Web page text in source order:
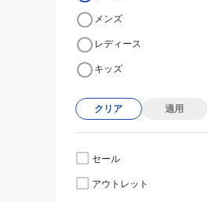
メンズ
レディース
キッズ
クリア 適用
セール
アウトレット